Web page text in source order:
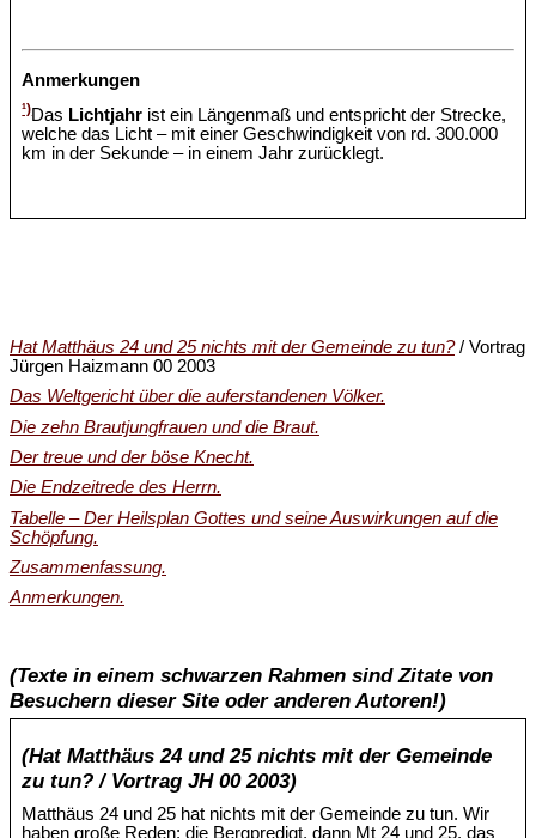
Anmerkungen
¹)Das Lichtjahr ist ein Längenmaß und entspricht der Strecke,
welche das Licht – mit einer Geschwindigkeit von rd. 300.000
km in der Sekunde – in einem Jahr zurücklegt.
Hat Matthäus 24 und 25 nichts mit der Gemeinde zu tun?/ Vortrag
Jürgen Haizmann 00 2003
Das Weltgericht über die auferstandenen Völker.
Die zehn Brautjungfrauen und die Braut.
Der treue und der böse Knecht.
Die Endzeitrede des Herrn.
Tabelle – Der Heilsplan Gottes und seine Auswirkungen auf die
Schöpfung.
Zusammenfassung.
Anmerkungen.
(Texte in einem schwarzen Rahmen sind Zitate von
Besuchern dieser Site oder anderen Autoren!)
(Hat Matthäus 24 und 25 nichts mit der Gemeinde
zu tun? / Vortrag JH 00 2003)
Matthäus 24 und 25 hat nichts mit der Gemeinde zu tun. Wir
haben große Reden: die Bergpredigt, dann Mt 24 und 25, das